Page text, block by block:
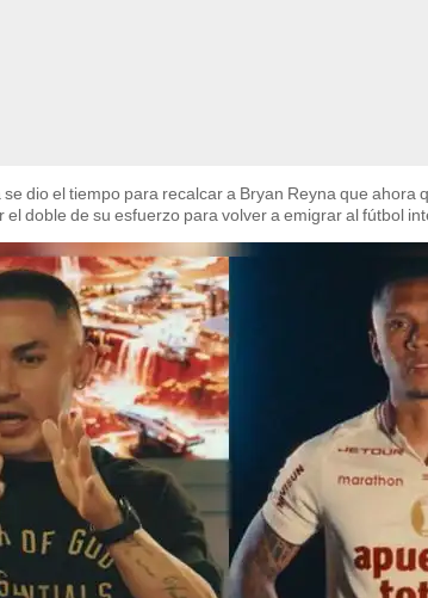
dio el tiempo para recalcar a Bryan Reyna que ahora
el doble de su esfuerzo para volver a emigrar al fútbol